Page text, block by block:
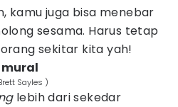
kamu juga bisa menebar
sesama. Harus tetap
sekitar kita yah!
Sayles )
lebih dari sekedar